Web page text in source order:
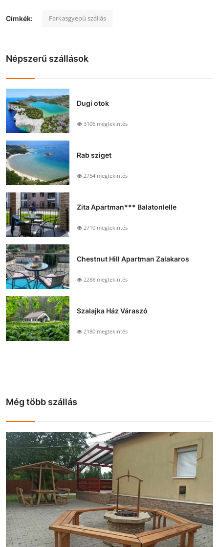
Címkék: Farkasgyepű szállás
Népszerű szállások
Dugi otok
3106 megtekintés
Rab sziget
2754 megtekintés
Zita Apartman*** Balatonlelle
2710 megtekintés
Chestnut Hill Apartman Zalakaros
2288 megtekintés
Szalajka Ház Váraszó
2180 megtekintés
Még több szállás